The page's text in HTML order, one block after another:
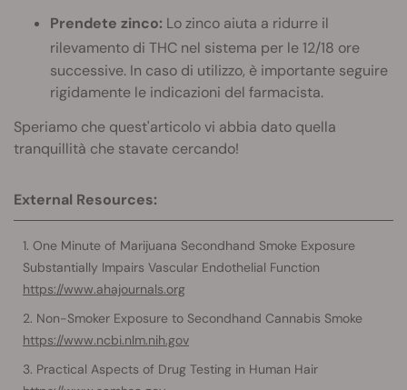
Prendete zinco: Lo zinco aiuta a ridurre il
rilevamento di THC nel sistema per le 12/18 ore
successive. In caso di utilizzo, è importante seguire
rigidamente le indicazioni del farmacista.
Speriamo che quest'articolo vi abbia dato quella
tranquillità che stavate cercando!
External Resources:
One Minute of Marijuana Secondhand Smoke Exposure
Substantially Impairs Vascular Endothelial Function
https://www.ahajournals.org
Non-Smoker Exposure to Secondhand Cannabis Smoke
https://www.ncbi.nlm.nih.gov
Practical Aspects of Drug Testing in Human Hair